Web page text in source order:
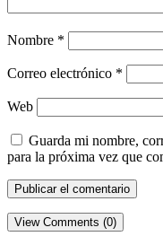
Nombre *
Correo electrónico *
Web
Guarda mi nombre,
para la próxima vez que
View Comments (0)